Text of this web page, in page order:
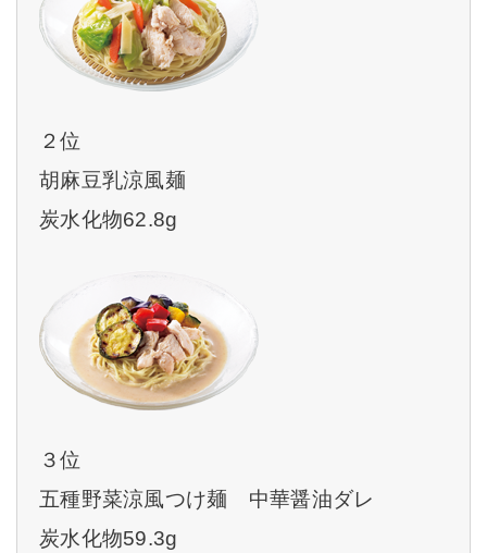
２位
胡麻豆乳涼風麺
炭水化物62.8g
３位
五種野菜涼風つけ麺 中華醤油ダレ
炭水化物59.3g